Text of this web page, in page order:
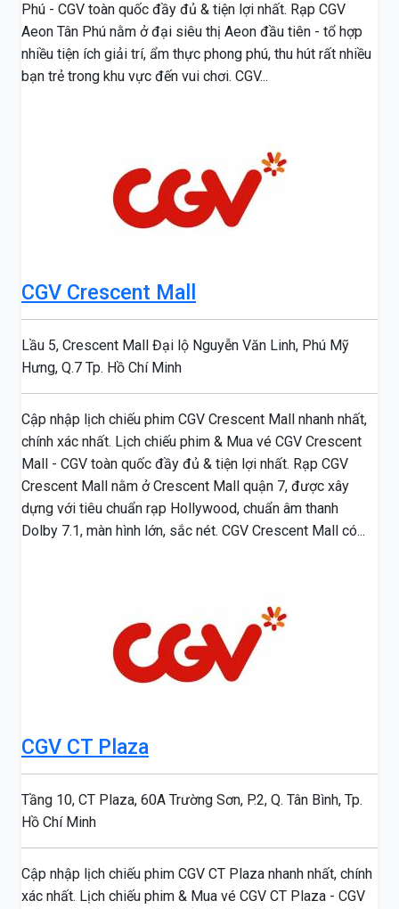
Phú - CGV toàn quốc đầy đủ & tiện lợi nhất. Rạp CGV
Aeon Tân Phú nằm ở đại siêu thị Aeon đầu tiên - tổ hợp
nhiều tiện ích giải trí, ẩm thực phong phú, thu hút rất nhiều
bạn trẻ trong khu vực đến vui chơi. CGV...
CGV Crescent Mall
Lầu 5, Crescent Mall Đại lộ Nguyễn Văn Linh, Phú Mỹ
Hưng, Q.7 Tp. Hồ Chí Minh
Cập nhập lịch chiếu phim CGV Crescent Mall nhanh nhất,
chính xác nhất. Lịch chiếu phim & Mua vé CGV Crescent
Mall - CGV toàn quốc đầy đủ & tiện lợi nhất. Rạp CGV
Crescent Mall nằm ở Crescent Mall quận 7, được xây
dựng với tiêu chuẩn rạp Hollywood, chuẩn âm thanh
Dolby 7.1, màn hình lớn, sắc nét. CGV Crescent Mall có...
CGV CT Plaza
Tầng 10, CT Plaza, 60A Trường Sơn, P.2, Q. Tân Bình, Tp.
Hồ Chí Minh
Cập nhập lịch chiếu phim CGV CT Plaza nhanh nhất, chính
xác nhất. Lịch chiếu phim & Mua vé CGV CT Plaza - CGV